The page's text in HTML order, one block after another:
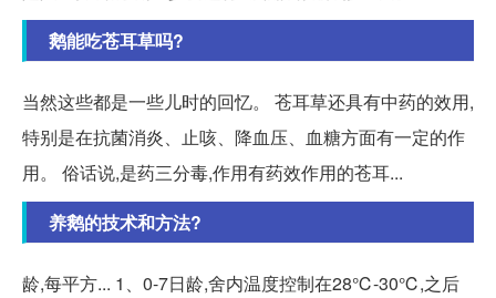
鹅能吃苍耳草吗?
当然这些都是一些儿时的回忆。 苍耳草还具有中药的效用,
特别是在抗菌消炎、止咳、降血压、血糖方面有一定的作
用。 俗话说,是药三分毒,作用有药效作用的苍耳...
养鹅的技术和方法?
龄,每平方... 1、0-7日龄,舍内温度控制在28℃-30℃,之后